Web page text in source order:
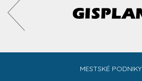
MESTSKÉ PODNIKY